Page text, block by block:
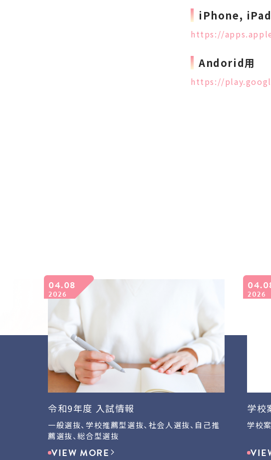
iPhone,
https://
Andorid用
https://
令和9年度 入試情報
04.08
2026
一般選抜、学校推薦型選抜、社会人選抜、自己推
薦選抜、総合型選抜
VIEW MORE
学校
2026
学校